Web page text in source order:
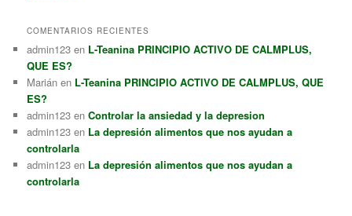
COMENTARIOS RECIENTES
admin123 en L-Teanina PRINCIPIO ACTIVO DE CALMPLUS,
QUE ES?
Marián en L-Teanina PRINCIPIO ACTIVO DE CALMPLUS, QUE
ES?
admin123 enControlar la ansiedad y la depresion
admin123 en La depresión alimentos que nos ayudan a
controlarla
admin123 en La depresión alimentos que nos ayudan a
controlarla